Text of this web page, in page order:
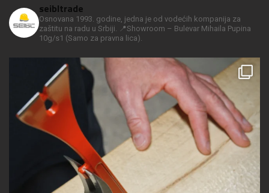
seibltrade
Osnovana 1993. godine, jedna je od vodećih kompanija za
zaštitu na radu u Srbiji.
📍Showroom – Bulevar Mihaila Pupina
10g/s1 (Samo za pravna lica).